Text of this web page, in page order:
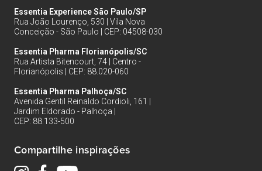
Essentia Experience São Paulo/SP
Rua João Lourenço, 530 | Vila Nova
Conceição - São Paulo | CEP: 04508-030
Essentia Pharma Florianópolis/SC
Rua Artista Bitencourt, 74 | Centro -
Florianópolis | CEP: 88.020-060
Essentia Pharma Palhoça/SC
Avenida Gentil Reinaldo Cordioli, 161 |
Jardim Eldorado - Palhoça |
CEP: 88.133-500
Compartilhe inspirações